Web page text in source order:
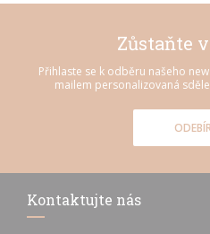
Zůstaňte
Přihlaste se k odběru našeho
mailem personalizovaná
Kontaktujte nás